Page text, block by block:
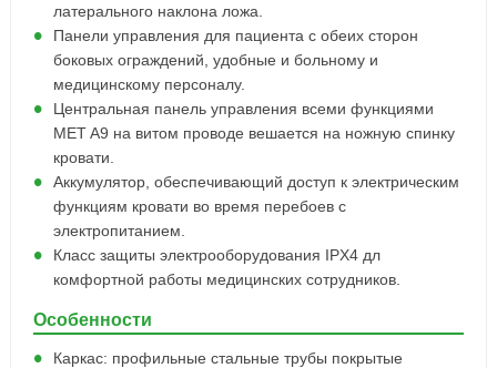
латерального наклона ложа.
Панели управления для пациента с обеих сторон
боковых ограждений, удобные и больному и
медицинскому персоналу.
Центральная панель управления всеми функциями
MET A9 на витом проводе вешается на ножную спинку
кровати.
Аккумулятор, обеспечивающий доступ к электрическим
функциям кровати во время перебоев с
электропитанием.
Класс защиты электрооборудования IPX4 дл
комфортной работы медицинских сотрудников.
Особенности
Каркас: профильные стальные трубы покрытые